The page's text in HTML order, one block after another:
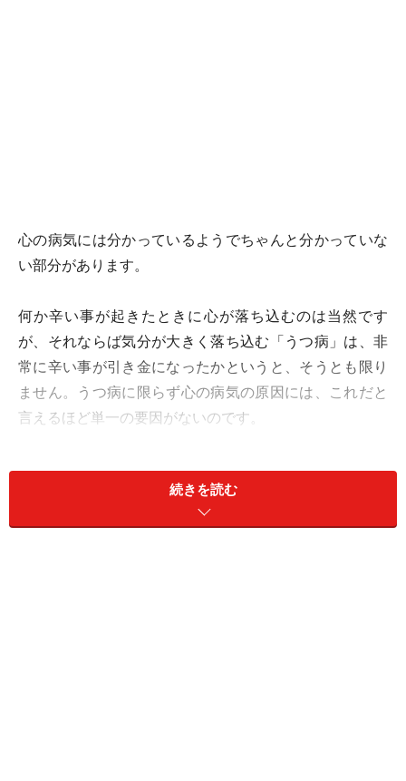
心の病気には分かっているようでちゃんと分かっていな
い部分があります。
何か辛い事が起きたときに心が落ち込むのは当然です
が、それならば気分が大きく落ち込む「うつ病」は、非
常に辛い事が引き金になったかというと、そうとも限り
ません。うつ病に限らず心の病気の原因には、これだと
言えるほど単一の要因がないのです。
また、体の病気の場合は、誰に対しても大体同じ原因で
起こります。例えばインフルエンザなら、体内にインフ
ルエンザウイルスが侵入して増殖し、組織や臓器を攻撃
続きを読む